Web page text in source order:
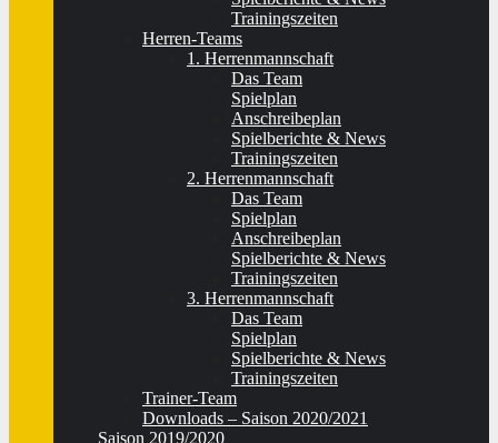
Trainingszeiten
Herren-Teams
1. Herrenmannschaft
Das Team
Spielplan
Anschreibeplan
Spielberichte & News
Trainingszeiten
2. Herrenmannschaft
Das Team
Spielplan
Anschreibeplan
Spielberichte & News
Trainingszeiten
3. Herrenmannschaft
Das Team
Spielplan
Spielberichte & News
Trainingszeiten
Trainer-Team
Downloads – Saison 2020/2021
Saison 2019/2020